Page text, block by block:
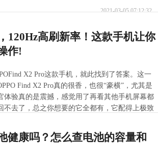
2021-03-05 07:12:32
120Hz高刷新率！这款手机让你
作!
X2 Pro这款手机，就此找到了答案。这一
Find X2 Pro真的很香，也很“豪横”，尤其是
体验真的是震撼，感觉用了再看其他手机屏幕都
不去了，总之你想要的它全都有，它配得上极致
健康吗？怎么查电池的容量和